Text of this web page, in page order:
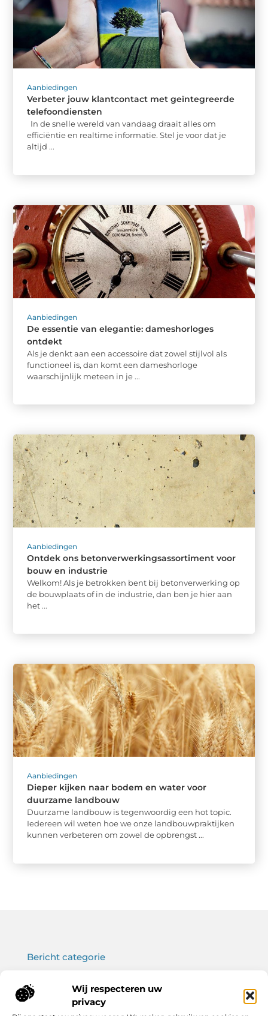
Wij respecteren uw
privacy
Aanbiedingen
Verbeter jouw klantcontact met geïntegreerde
telefoondiensten
In de snelle wereld van vandaag draait alles om
efficiëntie en realtime informatie. Stel je voor dat je
altijd ...
Aanbiedingen
De essentie van elegantie: dameshorloges
ontdekt
Als je denkt aan een accessoire dat zowel stijlvol als
functioneel is, dan komt een dameshorloge
waarschijnlijk meteen in je ...
Aanbiedingen
Ontdek ons betonverwerkingsassortiment voor
bouw en industrie
Welkom! Als je betrokken bent bij betonverwerking op
de bouwplaats of in de industrie, dan ben je hier aan
het ...
Aanbiedingen
Dieper kijken naar bodem en water voor
duurzame landbouw
Duurzame landbouw is tegenwoordig een hot topic.
Iedereen wil weten hoe we onze landbouwpraktijken
kunnen verbeteren om zowel de opbrengst ...
Bericht categorie